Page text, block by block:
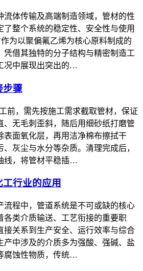
流体传输及高端制造领域，管材的性
了整个系统的稳定性、安全性与使用
为以聚偏氟乙烯为核心原料制成的
凭借其独特的分子结构与精密制造工
况中展现出突出的…
步骤
前，需先按施工需求截取管材，保证
、无毛刺歪斜，随后用细砂纸打磨管
表面氧化层，再用洁净棉布擦拭干
、灰尘与水分等杂质。清理完成后，
线，将管材平稳插…
行业的应用
流程中，管道系统是不可或缺的核心
各类介质输送、工艺衔接的重要职
接关系到生产安全、运行效率与综合
产中涉及的介质多为强酸、强碱、盐
腐蚀性物质，传统…